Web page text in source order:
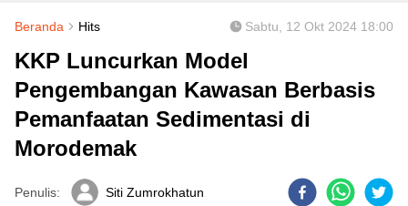
Beranda Hits Sabtu, 12 Okt 2024 18:00
KKP Luncurkan Model
Pengembangan Kawasan Berbasis
Pemanfaatan Sedimentasi di
Morodemak
Penulis: Siti Zumrokhatun